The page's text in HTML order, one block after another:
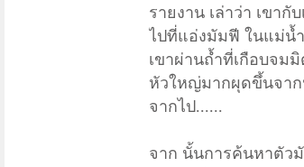
รายงาน เล่าว่า เขา
ไปที่แอ่งมัมฟี ในแม่น้
เขาผ่านถ้ำที่เกือบจม
หัวใหญ่มากผุดขึ้นจาก
จากไป......
จาก นั้นการค้นหาตัว